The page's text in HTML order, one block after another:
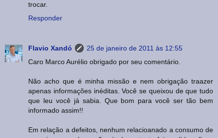
trocar.
Responder
Flavio Xandó
25 de janeiro de 2011 às 12:55
Caro Marco Aurélio obrigado por seu comentário.
Não acho que é minha missão e nem obrigação traazer
apenas informações inéditas. Você se queixou de que tudo
que leu você já sabia. Que bom para você ser tão bem
informado assim!!
Em relação a defeitos, nenhum relacioanado a consumo de